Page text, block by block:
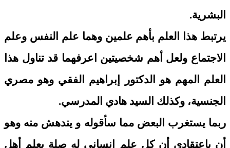
البشرية.
يرتبط هذا العلم بأهم علمين وهما علم النفس وعلم
الاجتماع ولعل أهم شخصيتين اعرفهما قد تناول هذا
العلم المهم هو الدكتور إبراهيم الفقي وهو مصري
الجنسية، وكذلك السيد هادي المدرسي.
ربما يستغرب البعض مما سأقوله و يندهش منه وهو
أن باعتقادي أن كل علم إنساني له صلة بعلم أهل